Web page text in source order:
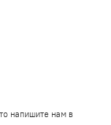
напишите нам в